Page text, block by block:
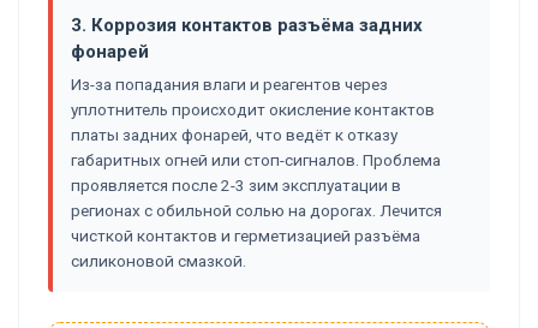
3. Коррозия контактов разъёма задних
фонарей
Из-за попадания влаги и реагентов через
уплотнитель происходит окисление контактов
платы задних фонарей, что ведёт к отказу
габаритных огней или стоп-сигналов. Проблема
проявляется после 2-3 зим эксплуатации в
регионах с обильной солью на дорогах. Лечится
чисткой контактов и герметизацией разъёма
силиконовой смазкой.